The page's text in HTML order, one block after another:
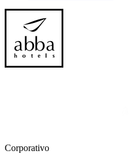
Corporativo